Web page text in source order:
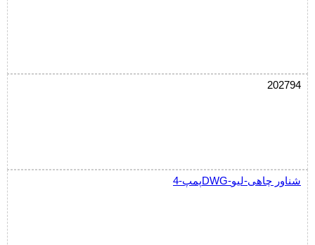
202794
پمپ-4DWG-شناور چاهی-لیو